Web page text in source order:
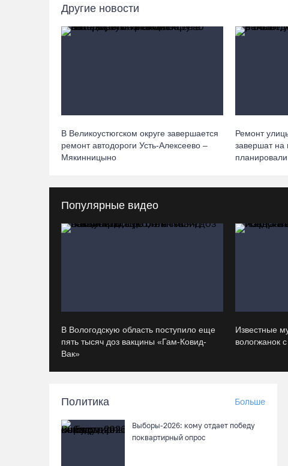
Другие новости
В Великоустюгском округе завершается
ремонт автодороги Усть-Алексеево –
Мякинницыно
Ремонт
завершат на
планировали
Популярные видео
В Вологодскую область поступило еще
пять тысяч доз вакцины «Гам-Ковид-
Вак»
Известные
вологжанок
Политика Больше
Выборы-2026: кому отдает победу
поквартирный опрос